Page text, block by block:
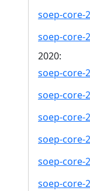
soep-core-
soep-core-
2020:
soep-core-
soep-core-
soep-core-
soep-core-
soep-core-
soep-core-